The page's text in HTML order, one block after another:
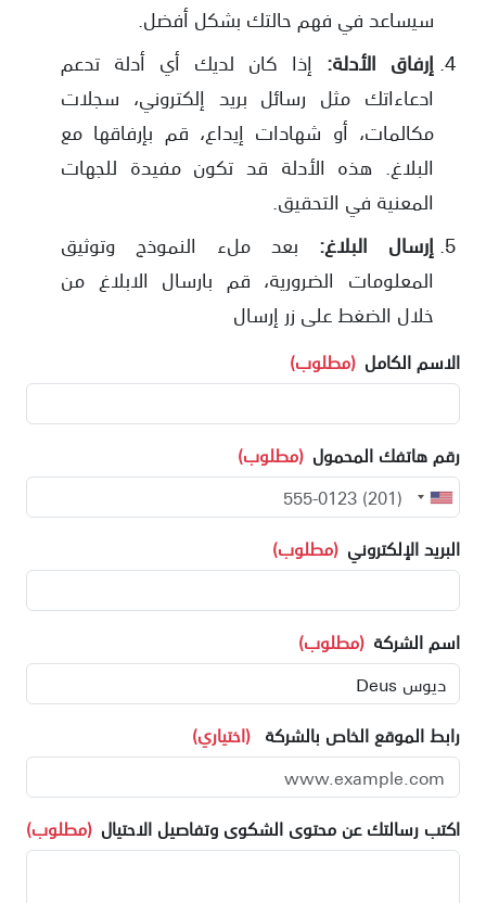
سيساعد في فهم حالتك بشكل أفضل.
إرفاق الأدلة: إذا كان لديك أي أدلة تدعم
ادعاءاتك مثل رسائل بريد إلكتروني، سجلات
مكالمات، أو شهادات إيداع، قم بإرفاقها مع
البلاغ. هذه الأدلة قد تكون مفيدة للجهات
المعنية في التحقيق.
إرسال البلاغ: بعد ملء النموذج وتوثيق
المعلومات الضرورية، قم بارسال الابلاغ من
خلال الضغط على زر إرسال
الاسم الكامل (مطلوب)
رقم هاتفك المحمول (مطلوب)
البريد الإلكتروني (مطلوب)
اسم الشركة (مطلوب)
رابط الموقع الخاص بالشركة (اختياري)
اكتب رسالتك عن محتوى الشكوى وتفاصيل الاحتيال (مطلوب)